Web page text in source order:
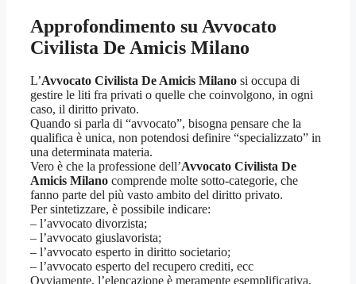
Approfondimento su Avvocato
Civilista De Amicis Milano
L’Avvocato Civilista De Amicis Milano si occupa di
gestire le liti fra privati o quelle che coinvolgono, in ogni
caso, il diritto privato.
Quando si parla di “avvocato”, bisogna pensare che la
qualifica è unica, non potendosi definire “specializzato” in
una determinata materia.
Vero è che la professione dell’Avvocato Civilista De
Amicis Milano comprende molte sotto-categorie, che
fanno parte del più vasto ambito del diritto privato.
Per sintetizzare, è possibile indicare:
– l’avvocato divorzista;
– l’avvocato giuslavorista;
– l’avvocato esperto in diritto societario;
– l’avvocato esperto del recupero crediti, ecc
Ovviamente, l’elencazione è meramente esemplificativa,